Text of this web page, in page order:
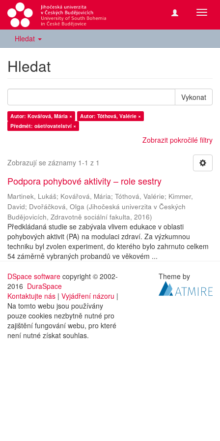
Hledat
Hledat
Vykonat
Autor: Kovářová, Mária ×
Autor: Tóthová, Valérie ×
Předmět: ošetřovatelství ×
Zobrazit pokročilé filtry
Zobrazují se záznamy 1-1 z 1
Podpora pohybové aktivity – role sestry
Martinek, Lukáš; Kovářová, Mária; Tóthová, Valérie; Kimmer,
David; Dvořáčková, Olga (Jihočeská univerzita v Českých
Budějovicích, Zdravotně sociální fakulta, 2016)
Předkládaná studie se zabývala vlivem edukace v oblasti
pohybových aktivit (PA) na modulaci zdraví. Za výzkumnou
techniku byl zvolen experiment, do kterého bylo zahrnuto celkem
54 záměrně vybraných probandů ve věkovém ...
DSpace software copyright © 2002-
2016 DuraSpace
Kontaktujte nás | Vyjádření názoru |
Na tomto webu jsou používány
pouze cookies nezbytně nutné pro
zajištění fungování webu, pro které
není nutné získat souhlas.
Theme by